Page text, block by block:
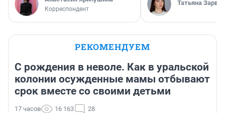
Корреспондент
Татьяна Зарва
РЕКОМЕНДУЕМ
С рождения в неволе. Как в уральской
колонии осужденные мамы отбывают
срок вместе со своими детьми
17 часов 16 163 28